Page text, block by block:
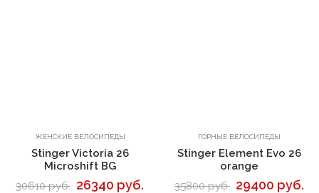
В корзину
ЖЕНСКИЕ ВЕЛОСИПЕДЫ
Stinger Victoria 26
Microshift BG
30610 руб. 26340 руб.
В корзину
ГОРНЫЕ ВЕЛОСИПЕДЫ
Stinger Element Evo 26
orange
35800 руб. 29400 руб.